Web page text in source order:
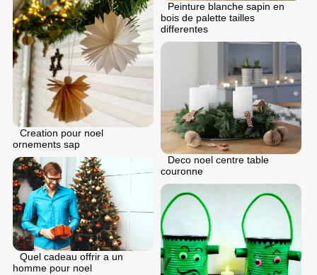
Peinture blanche sapin en
bois de palette tailles
differentes
Creation pour noel
ornements sap
Deco noel centre table
couronne
Quel cadeau offrir a un
homme pour noel